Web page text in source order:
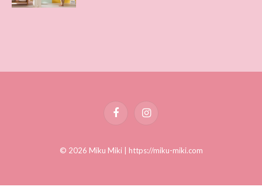
FacebookInstagram
© 2026 Miku Miki | https://miku-miki.com